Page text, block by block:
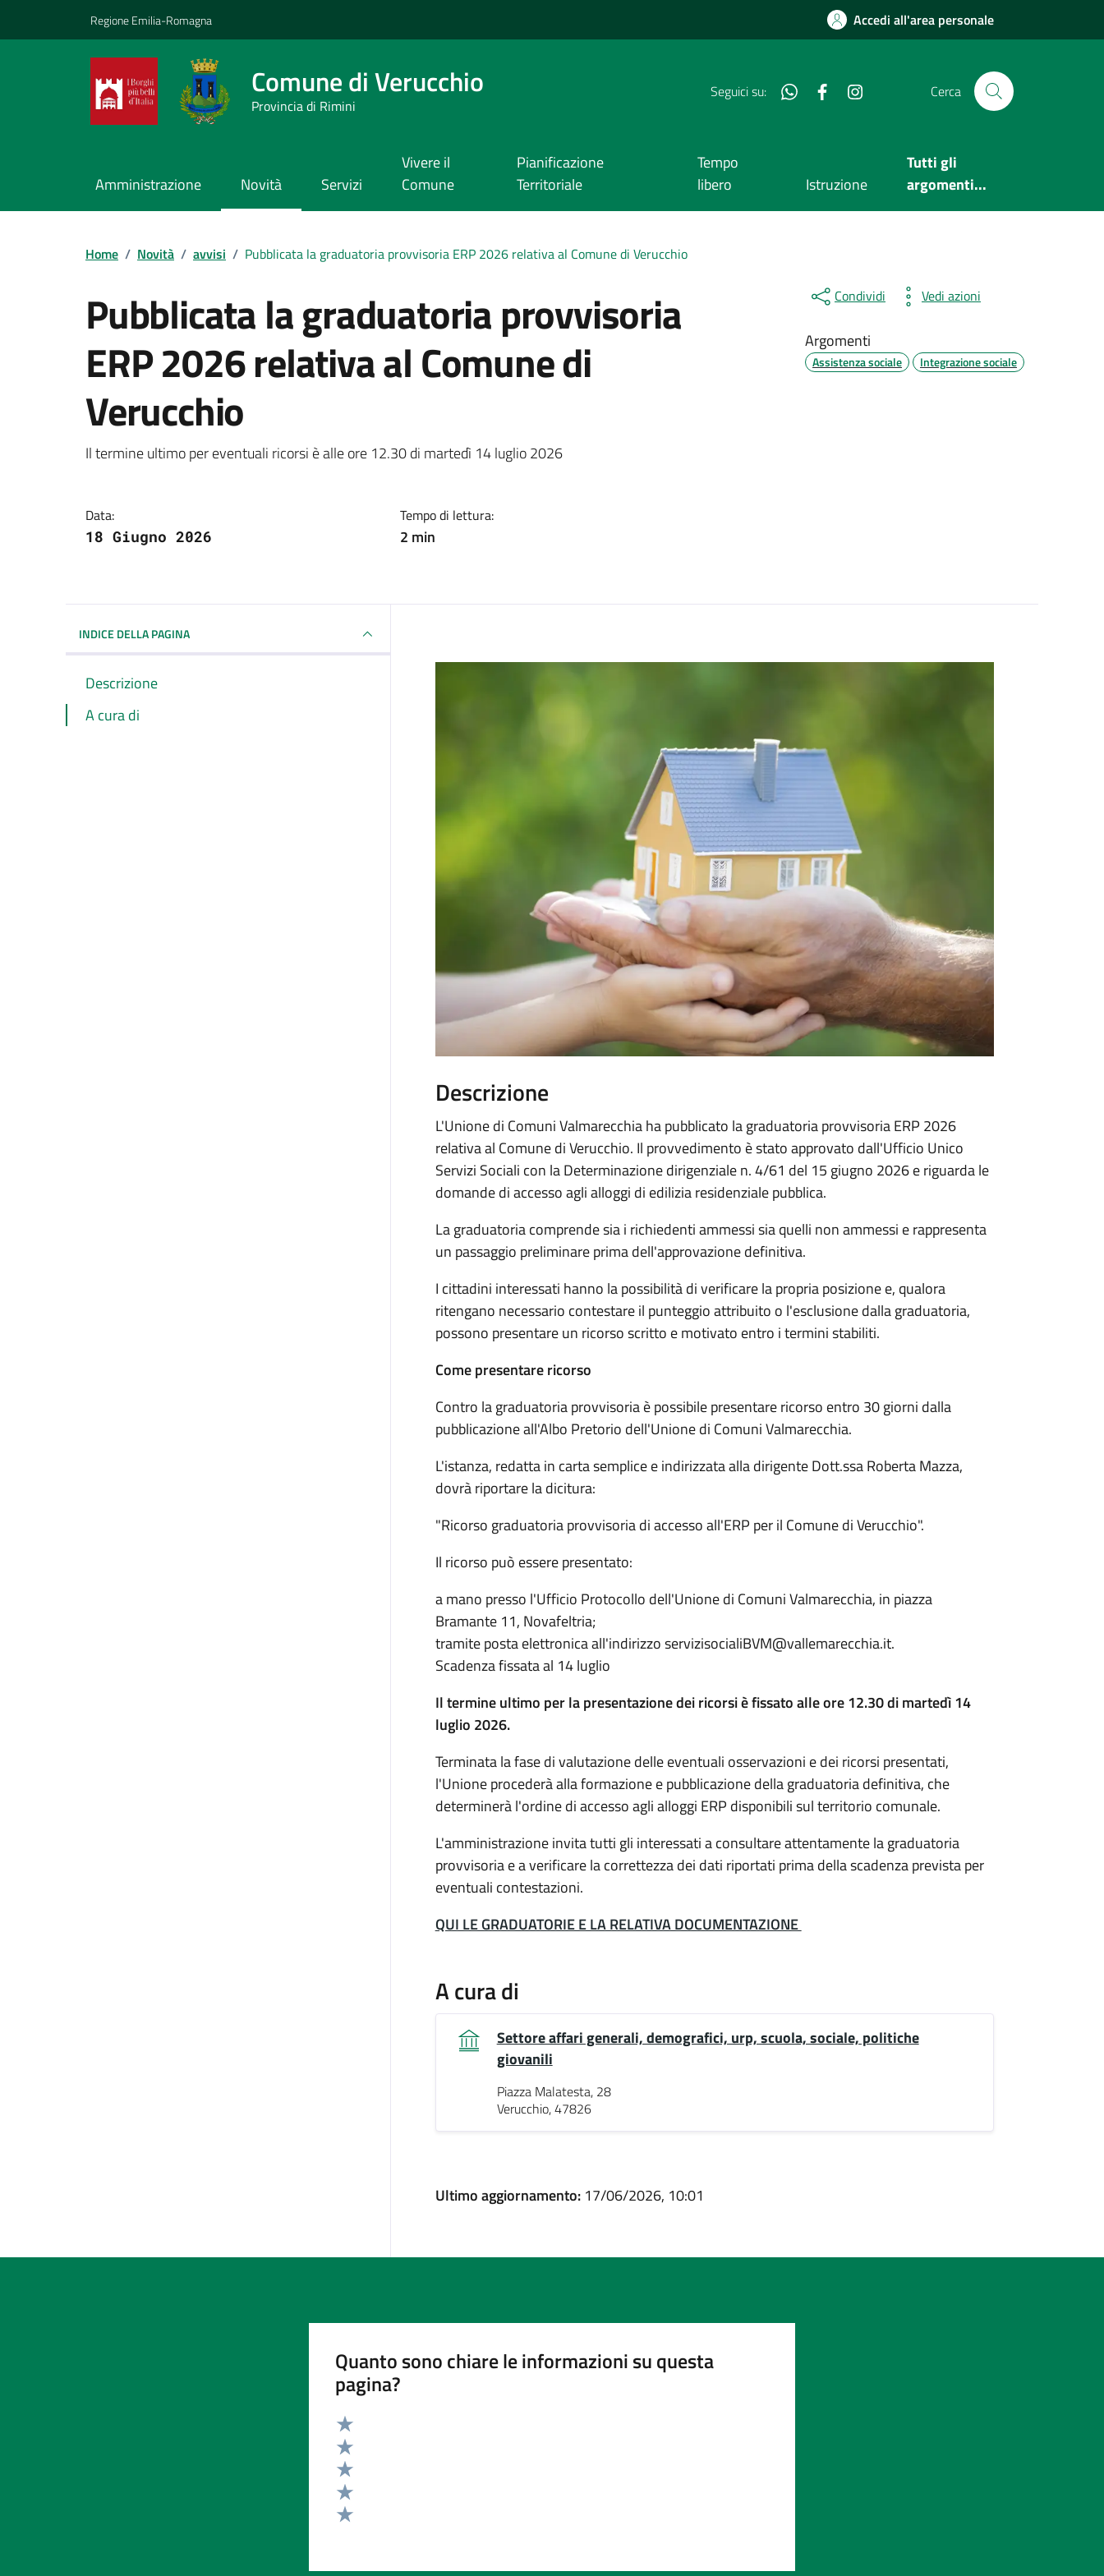
Regione Emilia-Romagna Accedi all'area personale
Comune di Verucchio
Provincia di Rimini
Seguici su: WhatsappFacebook Cerca
Amministrazione Novità Servizi
Vivere il
Comune
Pianificazione
Territoriale
Tempo
libero
Istruzione
Tutti gli
argomenti...
Home / Novità / avvisi / Pubblicata la graduatoria provvisoria ERP 2026 relativa al Comune di Verucchio
Pubblicata la graduatoria provvisoria
ERP 2026 relativa al Comune di
Verucchio
Dettagli della notizia
Il termine ultimo per eventuali ricorsi è alle ore 12.30 di martedì 14 luglio 2026
Data:
18 Giugno 2026
Tempo di lettura:
2 min
Condividi Vedi azioni
Argomenti
Assistenza sociale Integrazione sociale
INDICE DELLA PAGINA
Descrizione
A cura di
Descrizione
L'Unione di Comuni Valmarecchia ha pubblicato la graduatoria provvisoria ERP 2026
relativa al Comune di Verucchio. Il provvedimento è stato approvato dall'Ufficio Unico
Servizi Sociali con la Determinazione dirigenziale n. 4/61 del 15 giugno 2026 e riguarda le
domande di accesso agli alloggi di edilizia residenziale pubblica.
La graduatoria comprende sia i richiedenti ammessi sia quelli non ammessi e rappresenta
un passaggio preliminare prima dell'approvazione definitiva.
I cittadini interessati hanno la possibilità di verificare la propria posizione e, qualora
ritengano necessario contestare il punteggio attribuito o l'esclusione dalla graduatoria,
possono presentare un ricorso scritto e motivato entro i termini stabiliti.
Come presentare ricorso
Contro la graduatoria provvisoria è possibile presentare ricorso entro 30 giorni dalla
pubblicazione all'Albo Pretorio dell'Unione di Comuni Valmarecchia.
L'istanza, redatta in carta semplice e indirizzata alla dirigente Dott.ssa Roberta Mazza,
dovrà riportare la dicitura:
"Ricorso graduatoria provvisoria di accesso all'ERP per il Comune di Verucchio".
Il ricorso può essere presentato:
a mano presso l'Ufficio Protocollo dell'Unione di Comuni Valmarecchia, in piazza
Bramante 11, Novafeltria;
tramite posta elettronica all'indirizzo servizisocialiBVM@vallemarecchia.it.
Scadenza fissata al 14 luglio
Il termine ultimo per la presentazione dei ricorsi è fissato alle ore 12.30 di martedì 14
luglio 2026.
Terminata la fase di valutazione delle eventuali osservazioni e dei ricorsi presentati,
l'Unione procederà alla formazione e pubblicazione della graduatoria definitiva, che
determinerà l'ordine di accesso agli alloggi ERP disponibili sul territorio comunale.
L'amministrazione invita tutti gli interessati a consultare attentamente la graduatoria
provvisoria e a verificare la correttezza dei dati riportati prima della scadenza prevista per
eventuali contestazioni.
QUI LE GRADUATORIE E LA RELATIVA DOCUMENTAZIONE
A cura di
Settore affari generali, demografici, urp, scuola, sociale, politiche
giovanili
Piazza Malatesta, 28
Verucchio, 47826
Ultimo aggiornamento: 17/06/2026, 10:01
Quanto sono chiare le informazioni su questa
pagina?
Valuta 5 stelle su 5
Valuta 4 stelle su 5
Valuta 3 stelle su 5
Valuta 2 stelle su 5